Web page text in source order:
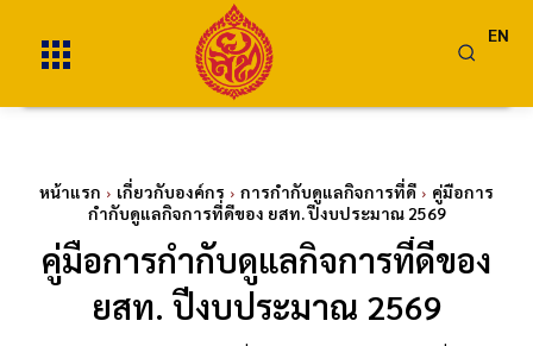
EN
หน้าแรก เกี่ยวกับองค์กร การกำกับดูแลกิจการที่ดี
คู่มือการ
กำกับดูแลกิจการที่ดีของ ยสท. ปีงบประมาณ 2569
คู่มือการกำกับดูแลกิจการที่ดีของ
ยสท. ปีงบประมาณ 2569